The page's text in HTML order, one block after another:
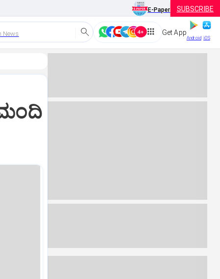
E-Paper SUBSCRIBE
News Get App
Android iOS
ಮಂದಿ